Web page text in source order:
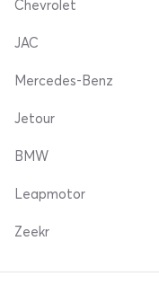
Chevrolet
JAC
Mercedes-Benz
Jetour
BMW
Leapmotor
Zeekr